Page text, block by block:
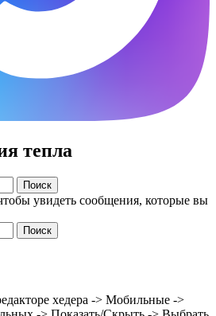
тепла
Поиск
увидеть сообщения, которые вы
Поиск
хедера -> Мобильные ->